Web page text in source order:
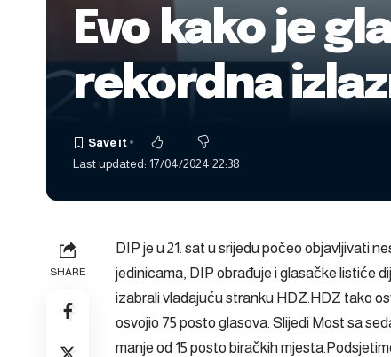
Evo kako je
rekordna
Last updated: 17/04/2024 22:38
SHARE
DIP je u 21. sat u srijedu počeo objavljivati
jedinicama, DIP obrađuje i glasačke listiće
izabrali vladajuću stranku HDZ.HDZ tako
osvojio 75 posto glasova. Slijedi Most sa
manje od 15 posto biračkih